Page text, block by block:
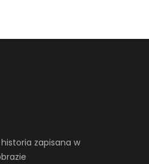
zapisana w